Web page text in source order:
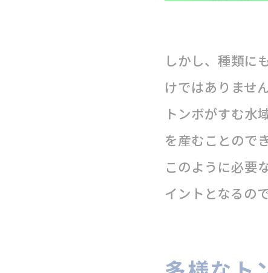
しかし、種類に
けではありません
トンボがすむ水
を産むことので
このように必要
イントとなるので